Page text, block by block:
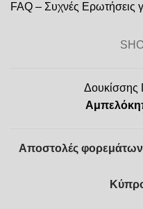
FAQ – Συχνές Ερωτήσεις
Δουκίσσης
Αποστολές φορεμάτων